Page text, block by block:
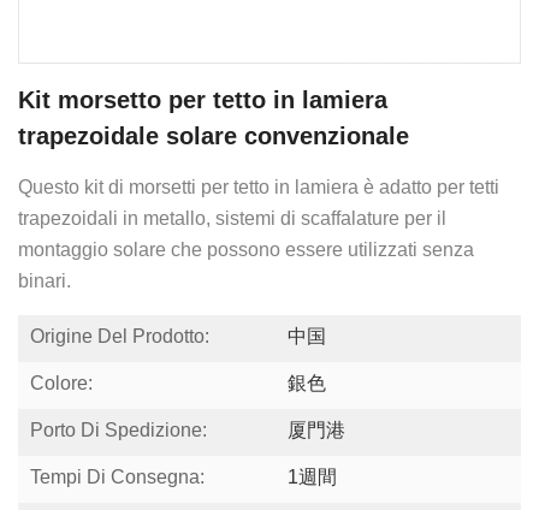
Kit morsetto per tetto in lamiera
trapezoidale solare convenzionale
Questo kit di morsetti per tetto in lamiera è adatto per tetti
trapezoidali in metallo, sistemi di scaffalature per il
montaggio solare che possono essere utilizzati senza
binari.
Origine Del Prodotto: 中国
Colore: 銀色
Porto Di Spedizione: 厦門港
Tempi Di Consegna: 1週間